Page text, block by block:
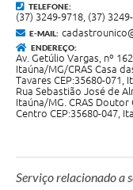
TELEFONE:
(37) 3249-9718, (37)
E-MAIL:
ENDEREÇO:
Av. Getúlio Vargas, nº
Itaúna/MG/CRAS Casa
Tavares CEP:35680-071,
Rua Sebastião José de
Itaúna/MG. CRAS
Centro CEP:35680-047,
Serviço relacionado a